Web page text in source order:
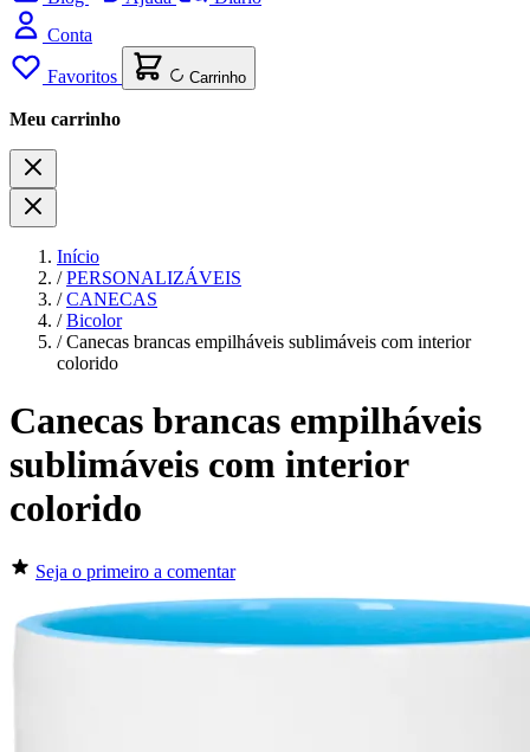
Conta
Favoritos Carrinho
Meu carrinho
Início
/ PERSONALIZÁVEIS
/ CANECAS
/ Bicolor
/ Canecas brancas empilháveis sublimáveis com interior
colorido
Canecas brancas empilháveis
sublimáveis com interior
colorido
Seja o primeiro a comentar